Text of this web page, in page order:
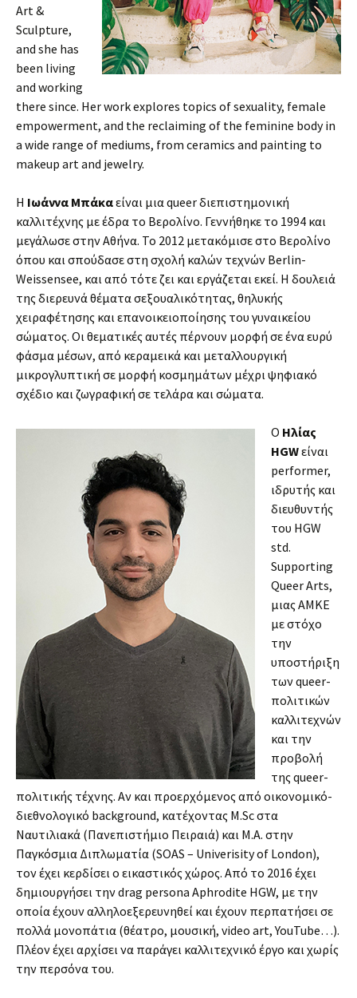
Art &
Sculpture,
and she has
been living
and working
there since. Her work explores topics of sexuality, female
empowerment, and the reclaiming of the feminine body in
a wide range of mediums, from ceramics and painting to
makeup art and jewelry.
Η Ιωάννα Μπάκαείναι μια queer διεπιστημονική
καλλιτέχνης με έδρα το Βερολίνο. Γεννήθηκε το 1994 και
μεγάλωσε στην Αθήνα. Το 2012 μετακόμισε στο Βερολίνο
όπου και σπούδασε στη σχολή καλών τεχνών Berlin-
Weissensee, και από τότε ζει και εργάζεται εκεί. Η δουλειά
της διερευνά θέματα σεξουαλικότητας, θηλυκής
χειραφέτησης και επανοικειοποίησης του γυναικείου
σώματος. Οι θεματικές αυτές πέρνουν μορφή σε ένα ευρύ
φάσμα μέσων, από κεραμεικά και μεταλλουργική
μικρογλυπτική σε μορφή κοσμημάτων μέχρι ψηφιακό
σχέδιο και ζωγραφική σε τελάρα και σώματα.
Ο Ηλίας
HGWείναι
performer,
ιδρυτής και
διευθυντής
του HGW
std.
Supporting
Queer Arts,
μιας ΑΜΚΕ
με στόχο
την
υποστήριξη
των queer-
πολιτικών
καλλιτεχνών
και την
προβολή
της queer-
πολιτικής τέχνης. Αν και προερχόμενος από οικονομικό-
διεθνολογικό background, κατέχοντας M.Sc στα
Ναυτιλιακά (Πανεπιστήμιο Πειραιά) και Μ.Α. στην
Παγκόσμια Διπλωματία (SOAS – Univerisity of London),
τον έχει κερδίσει ο εικαστικός χώρος. Από το 2016 έχει
δημιουργήσει την drag persona Aphrodite HGW, με την
οποία έχουν αλληλοεξερευνηθεί και έχουν περπατήσει σε
πολλά μονοπάτια (θέατρο, μουσική, video art, YouTube…).
Πλέον έχει αρχίσει να παράγει καλλιτεχνικό έργο και χωρίς
την περσόνα του.